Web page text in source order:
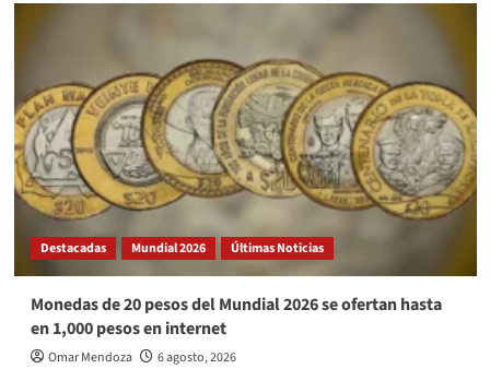
Destacadas Mundial 2026 Últimas Noticias
Monedas de 20 pesos del Mundial 2026 se ofertan hasta
en 1,000 pesos en internet
Omar Mendoza 6 agosto, 2026